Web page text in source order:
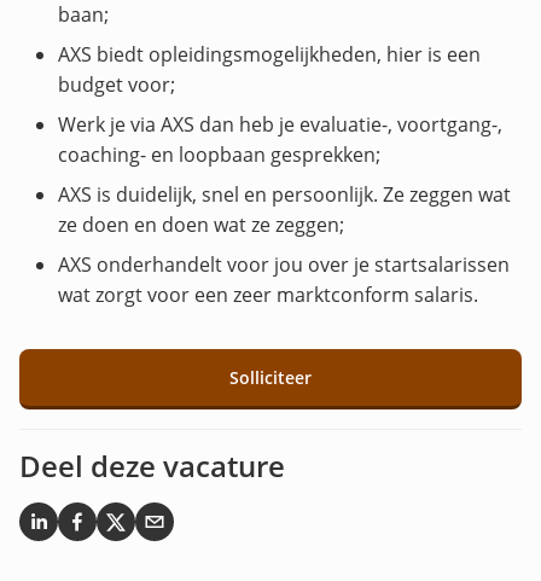
baan;
AXS biedt opleidingsmogelijkheden, hier is een
budget voor;
Werk je via AXS dan heb je evaluatie-, voortgang-,
coaching- en loopbaan gesprekken;
AXS is duidelijk, snel en persoonlijk. Ze zeggen wat
ze doen en doen wat ze zeggen;
AXS onderhandelt voor jou over je startsalarissen
wat zorgt voor een zeer marktconform salaris.
Solliciteer
Deel deze vacature